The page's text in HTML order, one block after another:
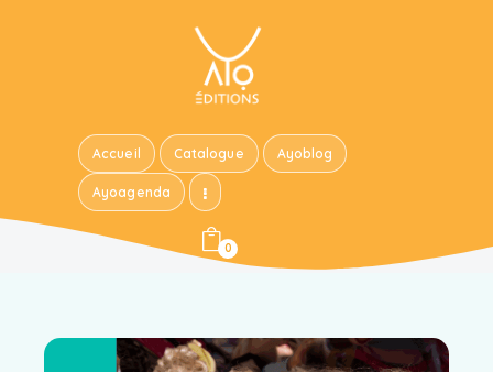
Accueil Catalogue Ayoblog
Ayoagenda
0